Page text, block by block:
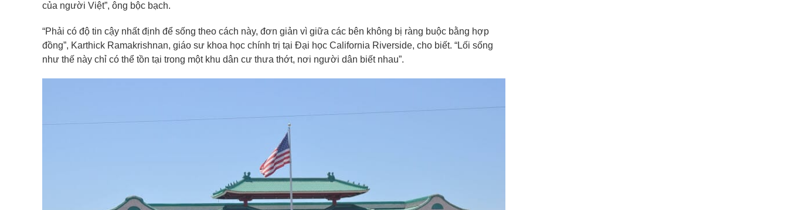
của người Việt”, ông bộc bạch.
“Phải có độ tin cậy nhất định để sống theo cách này, đơn giản vì giữa các bên không bị ràng buộc bằng hợp
đồng”, Karthick Ramakrishnan, giáo sư khoa học chính trị tại Đại học California Riverside, cho biết. “Lối sống
như thế này chỉ có thể tồn tại trong một khu dân cư thưa thớt, nơi người dân biết nhau”.